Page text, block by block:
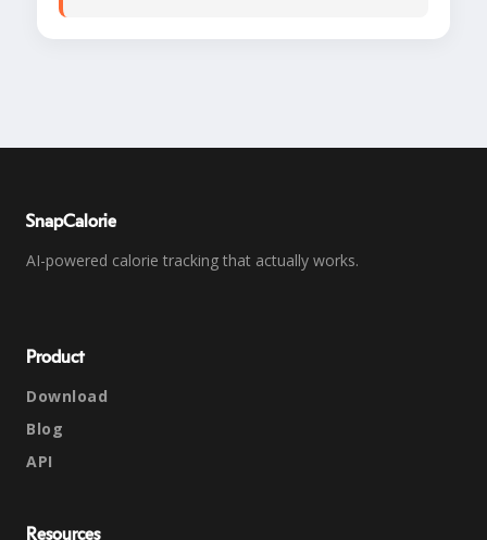
SnapCalorie
AI-powered calorie tracking that actually works.
Product
Download
Blog
API
Resources